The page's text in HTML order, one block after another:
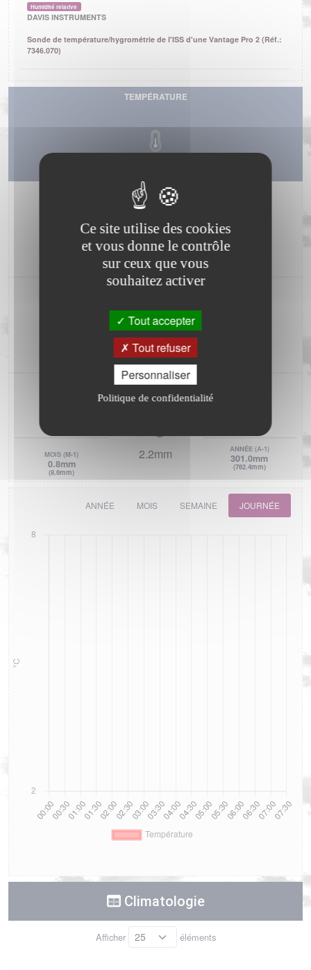
Humidité relative
DAVIS INSTRUMENTS
Sonde de température/hygrométrie de l'ISS d'une Vantage Pro 2 (Réf.:
7346.070)
TEMPÉRATURE
HUMIDITÉ
N/A%
PRESSION ATMOSPHÉRIQUE
1014.7hPa
PLUIE
MOIS(M-1)
0.8mm
(8.6mm)
2.2mm ANNÉE (A-1)
301.0mm
(762.4mm)
ANNÉE MOIS SEMAINE JOURNÉE
Climatologie
Afficher éléments
Ce site utilise des cookies
et vous donne le contrôle
sur ceux que vous
souhaitez activer
Tout accepter
Tout refuser
Personnaliser
Politique de confidentialité